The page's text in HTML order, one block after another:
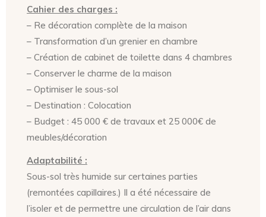
Cahier des charges :
– Re décoration complète de la maison
– Transformation d’un grenier en chambre
– Création de cabinet de toilette dans 4 chambres
– Conserver le charme de la maison
– Optimiser le sous-sol
– Destination : Colocation
– Budget : 45 000 € de travaux et 25 000€ de
meubles/décoration
Adaptabilité :
Sous-sol très humide sur certaines parties
(remontées capillaires.) Il a été nécessaire de
l’isoler et de permettre une circulation de l’air dans